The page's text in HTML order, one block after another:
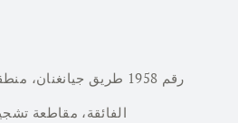
رقم 1958 طريق جيانغنان،
الفائقة، مقاطعة تشجيانغ،